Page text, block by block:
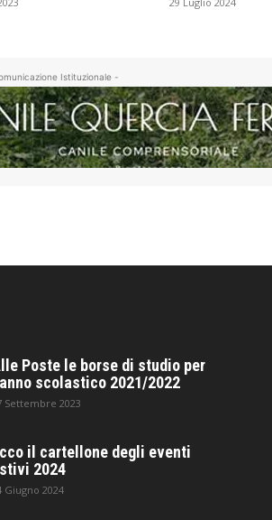
Istituzionale -
Poste le borse di studio per
scolastico 2021/2022
Settembre 2023
il cartellone degli eventi
2024
Giugno 2024